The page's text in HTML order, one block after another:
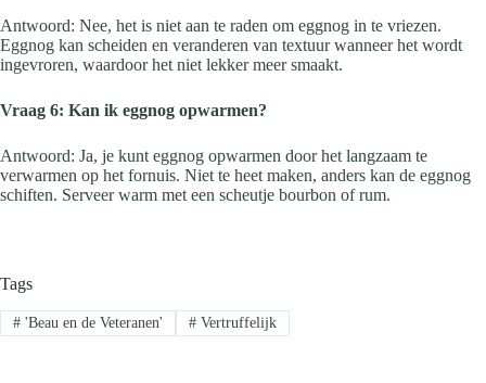
Antwoord: Nee, het is niet aan te raden om eggnog in te vriezen.
Eggnog kan scheiden en veranderen van textuur wanneer het wordt
ingevroren, waardoor het niet lekker meer smaakt.
Vraag 6: Kan ik eggnog opwarmen?
Antwoord: Ja, je kunt eggnog opwarmen door het langzaam te
verwarmen op het fornuis. Niet te heet maken, anders kan de eggnog
schiften. Serveer warm met een scheutje bourbon of rum.
Tags
#'Beau en de Veteranen' #Vertruffelijk